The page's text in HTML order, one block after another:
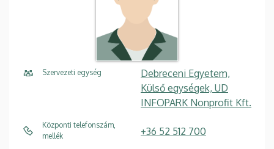
Szervezeti egység
Debreceni Egyetem,
Külső egységek, UD
INFOPARK Nonprofit Kft.
Központi telefonszám,
mellék
+36 52 512 700